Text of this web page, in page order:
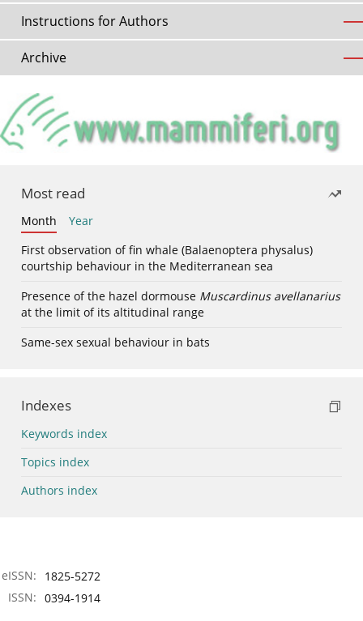
Instructions for Authors
Archive
Most read
Month
Year
First observation of fin whale (Balaenoptera physalus)
courtship behaviour in the Mediterranean sea
Presence of the hazel dormouse Muscardinus avellanarius
at the limit of its altitudinal range
Same-sex sexual behaviour in bats
Indexes
Keywords index
Topics index
Authors index
eISSN:
1825-5272
ISSN: 0394-1914